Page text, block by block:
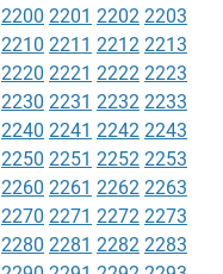
2200 2201 2202 2203
2210 2211 2212 2213
2220 2221 2222 2223
2230 2231 2232 2233
2240 2241 2242 2243
2250 2251 2252 2253
2260 2261 2262 2263
2270 2271 2272 2273
2280 2281 2282 2283